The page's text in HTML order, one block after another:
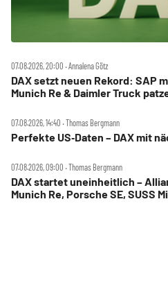
07.08.2026, 20:00 ‧ Annalena Götz
DAX setzt neuen Rekord: SAP
Munich Re & Daimler Truck
07.08.2026, 14:40 ‧ Thomas Bergmann
Perfekte US‑Daten – DAX mit
07.08.2026, 09:00 ‧ Thomas Bergmann
DAX startet uneinheitlich –
Munich Re, Porsche SE, SUSS